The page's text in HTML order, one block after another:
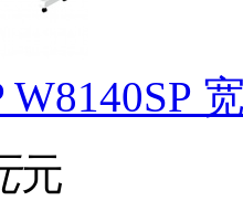
W8140SP
元